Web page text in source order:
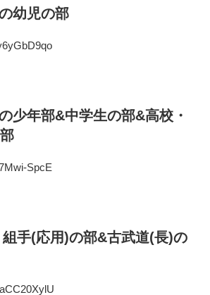
幼児の部
少年部&中学生の部&高校・
SpcE
手(応用)の部&古武道(長)の